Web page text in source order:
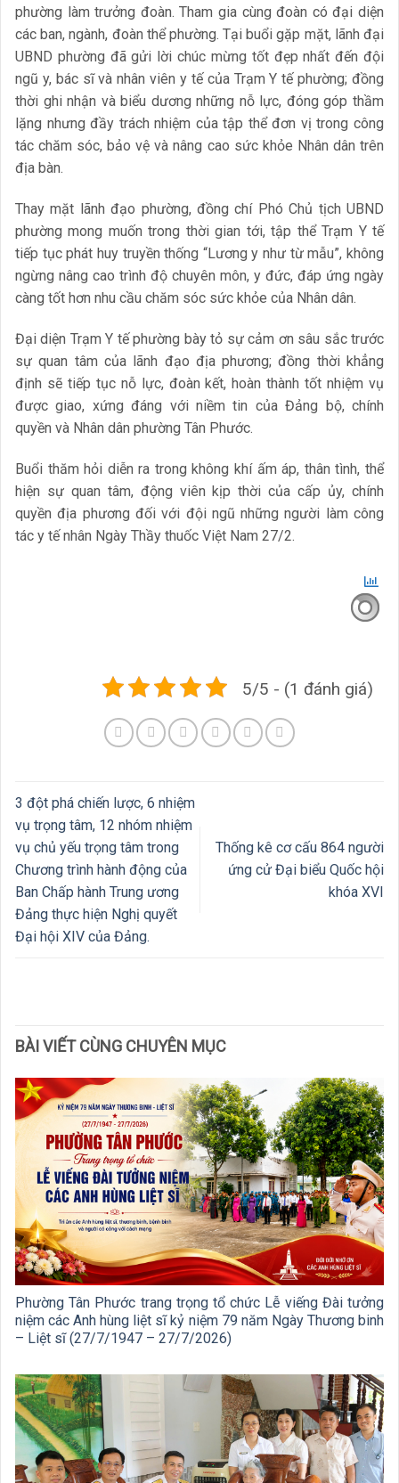
phường làm trưởng đoàn. Tham gia cùng đoàn có đại diện
các ban, ngành, đoàn thể phường. Tại buổi gặp mặt, lãnh đại
UBND phường đã gửi lời chúc mừng tốt đẹp nhất đến đội
ngũ y, bác sĩ và nhân viên y tế của Trạm Y tế phường; đồng
thời ghi nhận và biểu dương những nỗ lực, đóng góp thầm
lặng nhưng đầy trách nhiệm của tập thể đơn vị trong công
tác chăm sóc, bảo vệ và nâng cao sức khỏe Nhân dân trên
địa bàn.
Thay mặt lãnh đạo phường, đồng chí Phó Chủ tịch UBND
phường mong muốn trong thời gian tới, tập thể Trạm Y tế
tiếp tục phát huy truyền thống “Lương y như từ mẫu”, không
ngừng nâng cao trình độ chuyên môn, y đức, đáp ứng ngày
càng tốt hơn nhu cầu chăm sóc sức khỏe của Nhân dân.
Đại diện Trạm Y tế phường bày tỏ sự cảm ơn sâu sắc trước
sự quan tâm của lãnh đạo địa phương; đồng thời khẳng
định sẽ tiếp tục nỗ lực, đoàn kết, hoàn thành tốt nhiệm vụ
được giao, xứng đáng với niềm tin của Đảng bộ, chính
quyền và Nhân dân phường Tân Phước.
Buổi thăm hỏi diễn ra trong không khí ấm áp, thân tình, thể
hiện sự quan tâm, động viên kịp thời của cấp ủy, chính
quyền địa phương đối với đội ngũ những người làm công
tác y tế nhân Ngày Thầy thuốc Việt Nam 27/2.
5/5 - (1 đánh giá)
3 đột phá chiến lược, 6 nhiệm
vụ trọng tâm, 12 nhóm nhiệm
vụ chủ yếu trọng tâm trong
Chương trình hành động của
Ban Chấp hành Trung ương
Đảng thực hiện Nghị quyết
Đại hội XIV của Đảng.
Thống kê cơ cấu 864 người
ứng cử Đại biểu Quốc hội
khóa XVI
BÀI VIẾT CÙNG CHUYÊN MỤC
Phường Tân Phước trang trọng tổ chức Lễ viếng Đài tưởng
niệm các Anh hùng liệt sĩ kỷ niệm 79 năm Ngày Thương binh
– Liệt sĩ (27/7/1947 – 27/7/2026)